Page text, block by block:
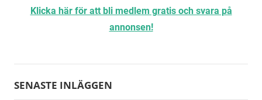
Klicka här för att bli medlem gratis och svara på
annonsen!
SENASTE INLÄGGEN